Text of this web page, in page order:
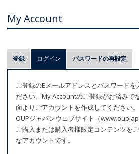
My Account
プ
ラ
マ
リ
ー
タ
ブ
登録 ログイン (アクティブなタブ)
パスワードの再設定
ご登録のEメールアドレスとパスワードを
ださい。My Accountのご登録がお済みで
面よりごアカウントを作成してください
OUPジャパンウェブサイト（
ご購入または購入者様限定コンテンツを
なアカウントです。